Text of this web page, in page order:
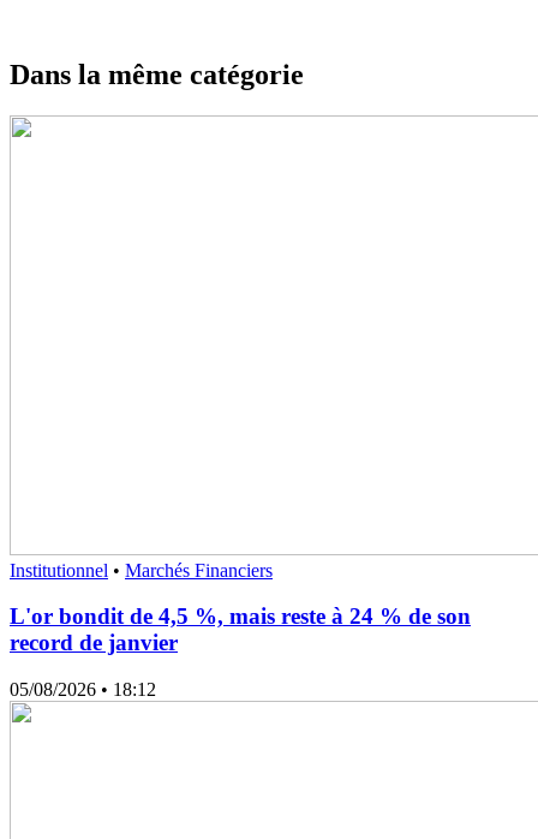
Dans la même catégorie
Institutionnel • Marchés Financiers
L'or bondit de 4,5 %, mais reste à 24 % de son
record de janvier
05/08/2026 • 18:12